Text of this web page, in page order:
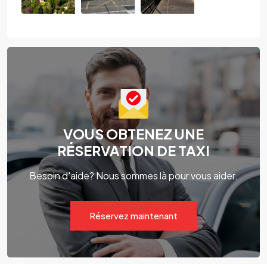
VOUS OBTENEZ UNE
RÉSERVATION DE TAXI
Besoin d'aide? Nous sommes là pour vous aider.
Réservez maintenant